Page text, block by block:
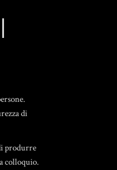
di
produrre
colloquio.